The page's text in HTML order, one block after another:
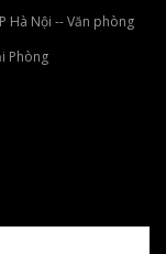
Hà Nội -- Văn phòng
Phòng